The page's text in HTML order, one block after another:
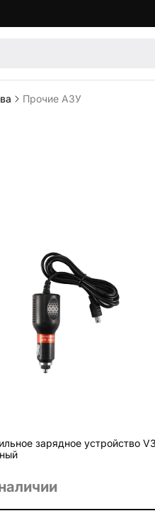
Прочие АЗУ
зарядное устройство